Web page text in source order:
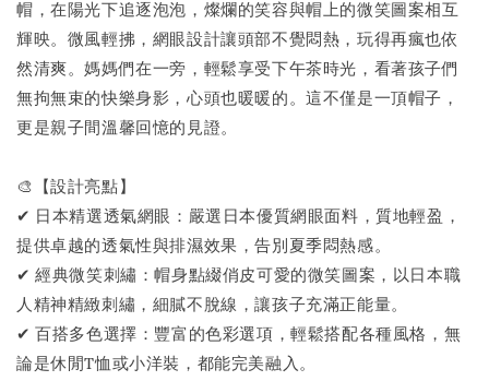
帽，在陽光下追逐泡泡，燦爛的笑容與帽上的微笑圖案相互
輝映。微風輕拂，網眼設計讓頭部不覺悶熱，玩得再瘋也依
然清爽。媽媽們在一旁，輕鬆享受下午茶時光，看著孩子們
無拘無束的快樂身影，心頭也暖暖的。這不僅是一頂帽子，
更是親子間溫馨回憶的見證。
🎨【設計亮點】
✔ 日本精選透氣網眼：嚴選日本優質網眼面料，質地輕盈，
提供卓越的透氣性與排濕效果，告別夏季悶熱感。
✔ 經典微笑刺繡：帽身點綴俏皮可愛的微笑圖案，以日本職
人精神精緻刺繡，細膩不脫線，讓孩子充滿正能量。
✔ 百搭多色選擇：豐富的色彩選項，輕鬆搭配各種風格，無
論是休閒T恤或小洋裝，都能完美融入。